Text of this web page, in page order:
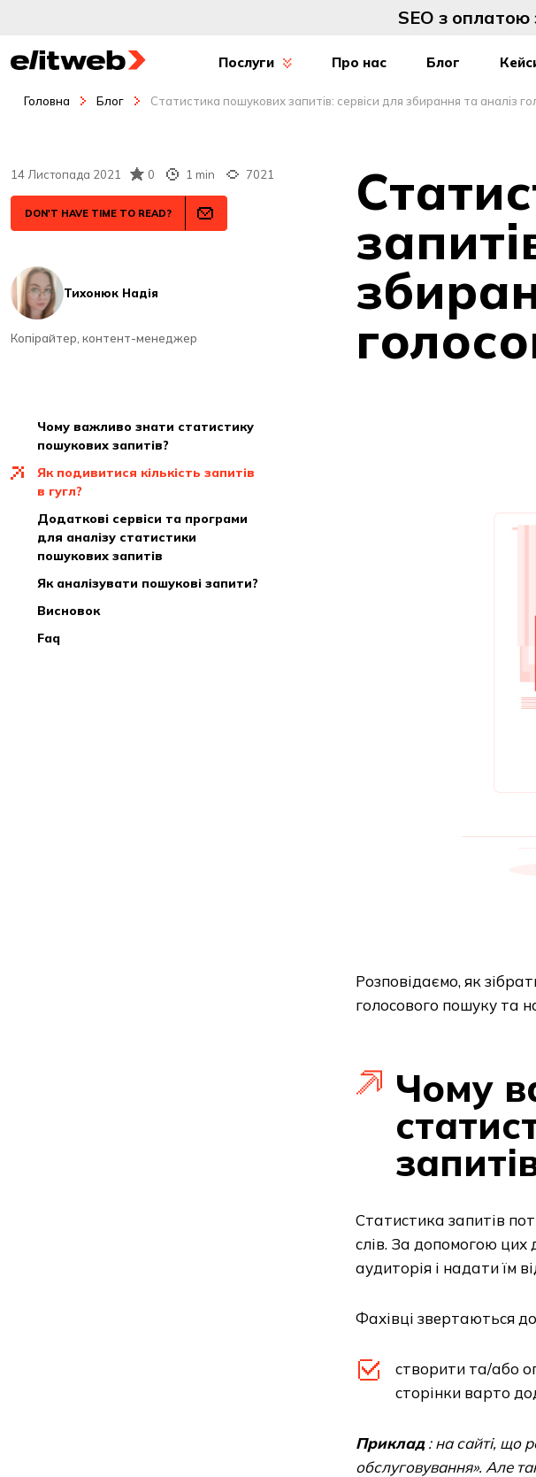
SEO з
Послуги Про нас Блог
Головна Блог Статистика пошукових запитів: сервіси для збирання та аналіз
14 Листопада 2021 0 1 min 7021
DON'T HAVE TIME TO READ?
Тихонюк Надія
Копірайтер, контент-менеджер
чому важливо знати статистику
пошукових запитів?
як подивитися кількість запитів
в гугл?
додаткові сервіси та програми
для аналізу статистики
пошукових запитів
як аналізувати пошукові запити?
висновок
faq
Розповідаємо, як
голосового пошуку та
Чому
Статистика запитів
слів. За допомогою
аудиторія і надати їм
Фахівці звертаються
створити та/або
сторінки варто
Приклад : на сайті, що
обслуговування». Але